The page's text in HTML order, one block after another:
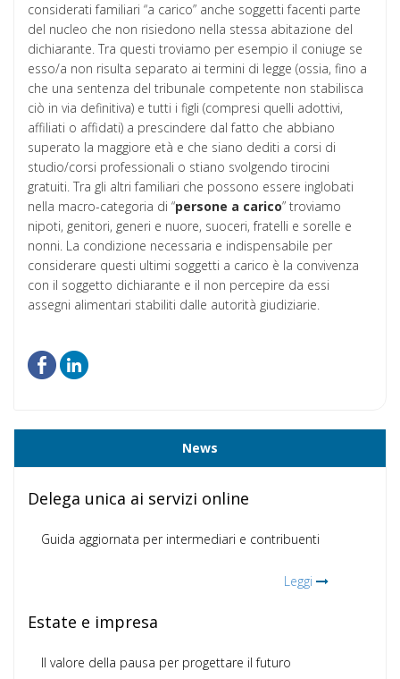
considerati familiari “a carico” anche soggetti facenti parte
del nucleo che non risiedono nella stessa abitazione del
dichiarante. Tra questi troviamo per esempio il coniuge se
esso/a non risulta separato ai termini di legge (ossia, fino a
che una sentenza del tribunale competente non stabilisca
ciò in via definitiva) e tutti i figli (compresi quelli adottivi,
affiliati o affidati) a prescindere dal fatto che abbiano
superato la maggiore età e che siano dediti a corsi di
studio/corsi professionali o stiano svolgendo tirocini
gratuiti. Tra gli altri familiari che possono essere inglobati
nella macro-categoria di “persone a carico” troviamo
nipoti, genitori, generi e nuore, suoceri, fratelli e sorelle e
nonni. La condizione necessaria e indispensabile per
considerare questi ultimi soggetti a carico è la convivenza
con il soggetto dichiarante e il non percepire da essi
assegni alimentari stabiliti dalle autorità giudiziarie.
News
Delega unica ai servizi online
Guida aggiornata per intermediari e contribuenti
Leggi
Estate e impresa
Il valore della pausa per progettare il futuro